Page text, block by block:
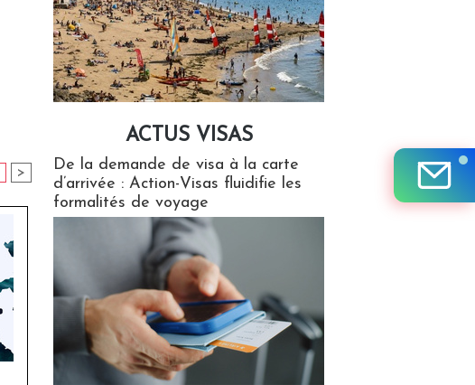
>
ACTUS VISAS
De la demande de visa à la carte
d’arrivée : Action-Visas fluidifie les
formalités de voyage